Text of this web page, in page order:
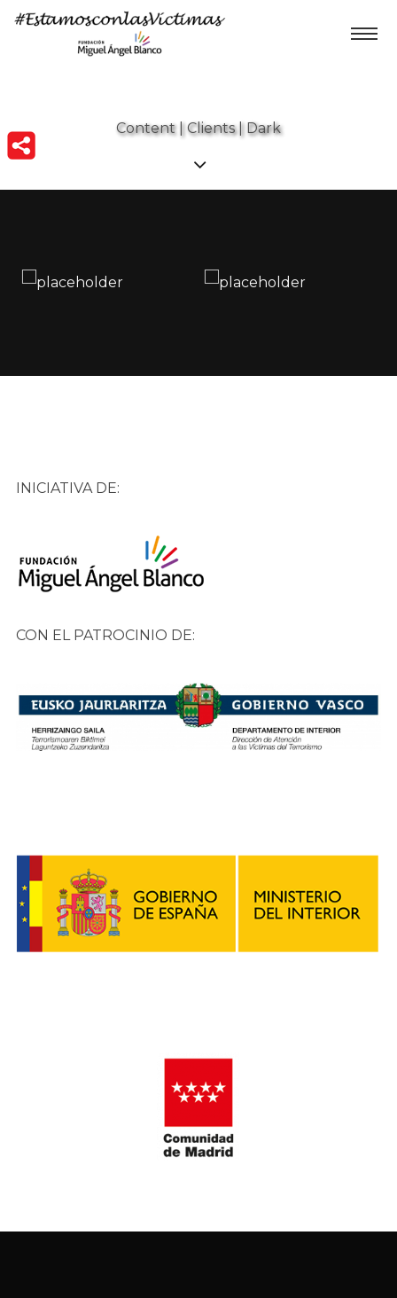
Content | Clients | Dark
INICIATIVA DE:
CON EL PATROCINIO DE: